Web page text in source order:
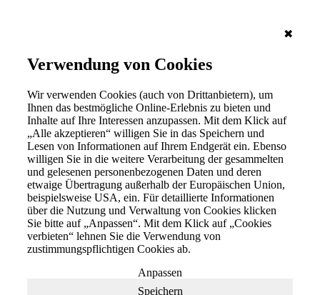
✖
Verwendung von Cookies
Wir verwenden Cookies (auch von Drittanbietern), um
Ihnen das bestmögliche Online-Erlebnis zu bieten und
Inhalte auf Ihre Interessen anzupassen. Mit dem Klick auf
„Alle akzeptieren“ willigen Sie in das Speichern und
Lesen von Informationen auf Ihrem Endgerät ein. Ebenso
willigen Sie in die weitere Verarbeitung der gesammelten
und gelesenen personenbezogenen Daten und deren
etwaige Übertragung außerhalb der Europäischen Union,
beispielsweise USA, ein. Für detaillierte Informationen
über die Nutzung und Verwaltung von Cookies klicken
Sie bitte auf „Anpassen“. Mit dem Klick auf „Cookies
verbieten“ lehnen Sie die Verwendung von
zustimmungspflichtigen Cookies ab.
Speichern
Anpassen